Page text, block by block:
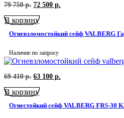
79 750р. Первоначальная
составляла
750
72 500 р.
р..
В корзину
Огневзломостойкий сейф VALBERG
Наличие по запросу
69 410р. Первоначальная
составляла
410
63 100 р.
р..
В корзину
Огнестойкий сейф VALBERG FRS-30